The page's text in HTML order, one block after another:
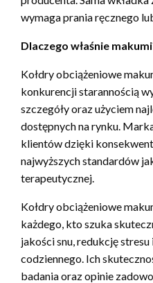
wymaga prania ręcznego
Dlaczego właśnie
Kołdry obciążeniowe
konkurencji starannością
szczegóły oraz użyciem
dostępnych na rynku.
klientów dzięki
najwyższych standardów
terapeutycznej.
Kołdry obciążeniowe
każdego, kto szuka
jakości snu, redukcję
codziennego. Ich
badania oraz opinie